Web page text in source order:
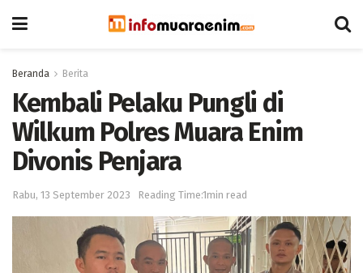
Beranda Berita
Kembali Pelaku Pungli di
Wilkum Polres Muara Enim
Divonis Penjara
Rabu, 13 September 2023 Reading Time:1min read